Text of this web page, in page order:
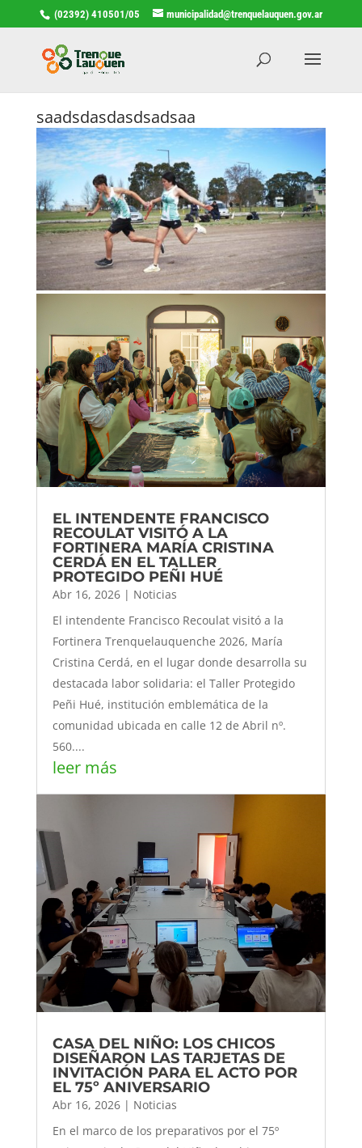
(02392) 410501/05 municipalidad@trenquelauquen.gov.ar
saadsdasdasdsadsaa
EL INTENDENTE FRANCISCO
RECOULAT VISITÓ A LA
FORTINERA MARÍA CRISTINA
CERDÁ EN EL TALLER
PROTEGIDO PEÑI HUÉ
Abr 16, 2026| Noticias
El intendente Francisco Recoulat visitó a la
Fortinera Trenquelauquenche 2026, María
Cristina Cerdá, en el lugar donde desarrolla su
destacada labor solidaria: el Taller Protegido
Peñi Hué, institución emblemática de la
comunidad ubicada en calle 12 de Abril nº.
560....
leer más
CASA DEL NIÑO: LOS CHICOS
DISEÑARON LAS TARJETAS DE
INVITACIÓN PARA EL ACTO POR
EL 75º ANIVERSARIO
Abr 16, 2026| Noticias
En el marco de los preparativos por el 75º